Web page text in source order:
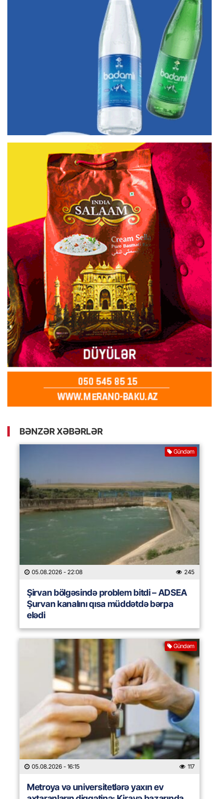
BƏNZƏR XƏBƏRLƏR
Gündəm
05.08.2026 - 22:08 245
Şirvan bölgəsində problem bitdi – ADSEA
Şurvan kanalını qısa müddətdə bərpa
elədi
Gündəm
05.08.2026 - 16:15 117
Metroya və universitetlərə yaxın ev